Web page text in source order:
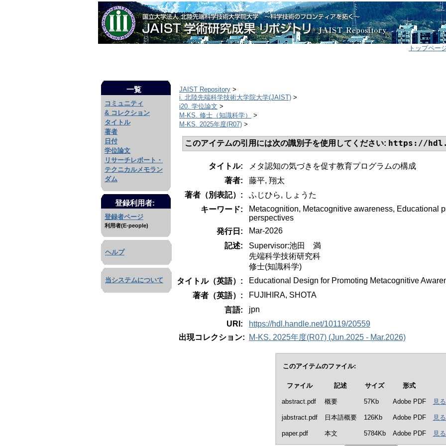
トップペー
一覧
コミュニティ
& コレクション
タイトル
著者
日付
学位論文
リサーチレポート・
テクニカルメモラン
ダム
登録利用者:
登録者ページ
利用者(E-people)
ヘルプ
当システムについて
JAIST Repository >
i. 北陸先端科学技術大学院大学(JAIST) >
i20. 学位論文 >
M-KS. 修士（知識科学）
>
M-KS. 2025年度(R07) >
このアイテムの引用には次の識別子を使用してください: https://
タイトル:
メタ認知の気づきを促す教育プログラムの構成
著者:
藤平, 翔太
著者（別表記）:
ふじひら, しょうた
キーワード:
Metacognition, Metacognitive awareness, Educational
perspectives
発行日:
Mar-2026
記述:
Supervisor:池田 満
先端科学技術研究科
修士(知識科学)
タイトル（英語）:
Educational Design for Promoting Metacognitive
著者（英語）:
FUJIHIRA, SHOTA
言語:
jpn
URI:
https://hdl.handle.net/10119/20559
出現コレクション:
M-KS. 2025年度(R07) (Jun.2025 - Mar.2026)
このアイテムのファイル:
ファイル 記述 サイズ 形式
abstract.pdf 概要 57Kb Adobe PDF 見
jabstract.pdf 日本語概要 126Kb Adobe PDF 見
paper.pdf 本文 5784Kb Adobe PDF 見